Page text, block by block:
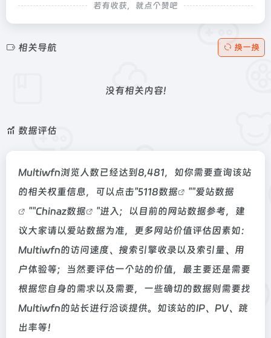
若有收获，就点个赞吧
相关导航 换一换
没有相关内容!
数据评估
Multiwfn浏览人数已经达到8,481，如你需要查询该站
的相关权重信息，可以点击"5118数据 ""爱站数据
""Chinaz数据
"进入；以目前的网站数据参考，建
议大家请以爱站数据为准，更多网站价值评估因素如：
Multiwfn的访问速度、搜索引擎收录以及索引量、用
户体验等；当然要评估一个站的价值，最主要还是需要
根据您自身的需求以及需要，一些确切的数据则需要找
Multiwfn的站长进行洽谈提供。如该站的IP、PV、跳
出率等！